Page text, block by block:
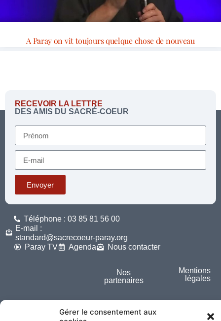
Gérer le consentement aux
A Paray on vit toujours quelque chose de nouveau
RECEVOIR LA LETTRE
DES AMIS DU SACRÉ-COEUR
Envoyer
Téléphone : 03 85 81 56 00
E-mail :
standard@sacrecoeur-paray.org
Paray TV
Agenda Nous contacter
Nos
partenaires
Mentions
légales
Partagez cette page